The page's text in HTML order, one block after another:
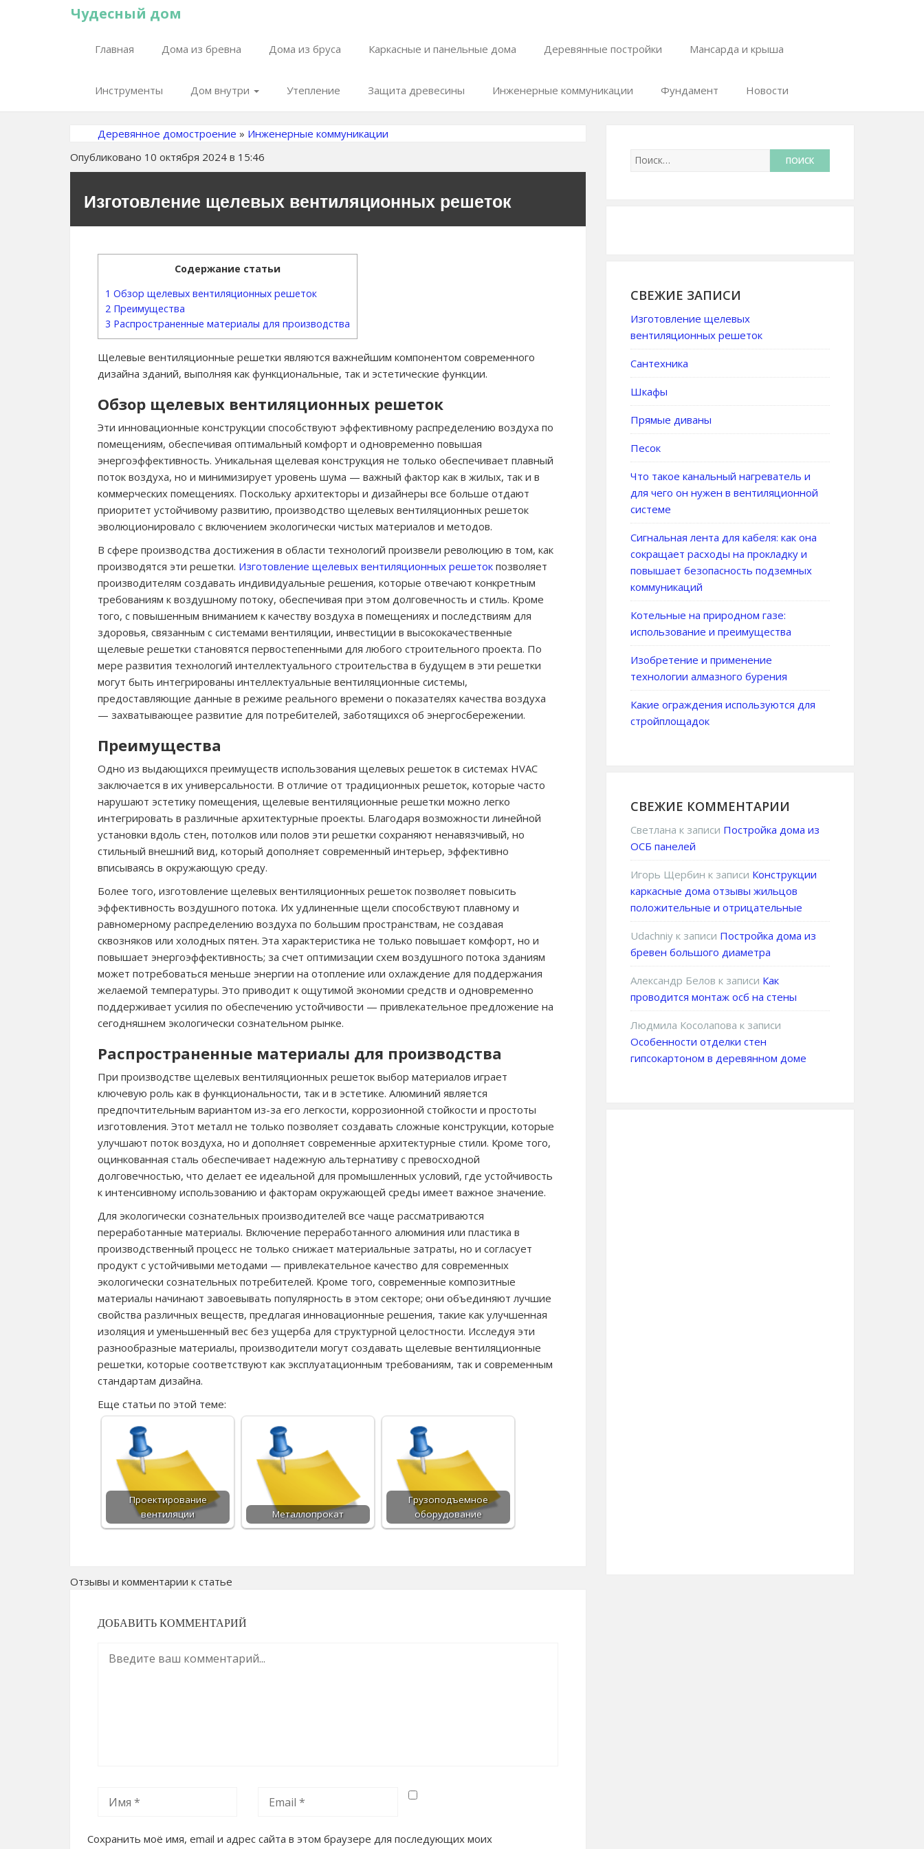
Чудесный дом
Главная Дома из бревна Дома из бруса Каркасные и панельные дома Деревянные постройки Мансарда и крыша
Инструменты Дом внутри Утепление Защита древесины Инженерные коммуникации Фундамент Новости
Деревянное домостроение » Инженерные коммуникации
Опубликовано 10 октября 2024 в 15:46
Изготовление щелевых вентиляционных решеток
Содержание статьи
1 Обзор щелевых вентиляционных решеток
2 Преимущества
3 Распространенные материалы для производства
Щелевые вентиляционные решетки являются важнейшим компонентом современного
дизайна зданий, выполняя как функциональные, так и эстетические функции.
Обзор щелевых вентиляционных решеток
Эти инновационные конструкции способствуют эффективному распределению воздуха по
помещениям, обеспечивая оптимальный комфорт и одновременно повышая
энергоэффективность. Уникальная щелевая конструкция не только обеспечивает плавный
поток воздуха, но и минимизирует уровень шума — важный фактор как в жилых, так и в
коммерческих помещениях. Поскольку архитекторы и дизайнеры все больше отдают
приоритет устойчивому развитию, производство щелевых вентиляционных решеток
эволюционировало с включением экологически чистых материалов и методов.
В сфере производства достижения в области технологий произвели революцию в том, как
производятся эти решетки. Изготовление щелевых вентиляционных решеток позволяет
производителям создавать индивидуальные решения, которые отвечают конкретным
требованиям к воздушному потоку, обеспечивая при этом долговечность и стиль. Кроме
того, с повышенным вниманием к качеству воздуха в помещениях и последствиям для
здоровья, связанным с системами вентиляции, инвестиции в высококачественные
щелевые решетки становятся первостепенными для любого строительного проекта. По
мере развития технологий интеллектуального строительства в будущем в эти решетки
могут быть интегрированы интеллектуальные вентиляционные системы,
предоставляющие данные в режиме реального времени о показателях качества воздуха
— захватывающее развитие для потребителей, заботящихся об энергосбережении.
Преимущества
Одно из выдающихся преимуществ использования щелевых решеток в системах HVAC
заключается в их универсальности. В отличие от традиционных решеток, которые часто
нарушают эстетику помещения, щелевые вентиляционные решетки можно легко
интегрировать в различные архитектурные проекты. Благодаря возможности линейной
установки вдоль стен, потолков или полов эти решетки сохраняют ненавязчивый, но
стильный внешний вид, который дополняет современный интерьер, эффективно
вписываясь в окружающую среду.
Более того, изготовление щелевых вентиляционных решеток позволяет повысить
эффективность воздушного потока. Их удлиненные щели способствуют плавному и
равномерному распределению воздуха по большим пространствам, не создавая
сквозняков или холодных пятен. Эта характеристика не только повышает комфорт, но и
повышает энергоэффективность; за счет оптимизации схем воздушного потока зданиям
может потребоваться меньше энергии на отопление или охлаждение для поддержания
желаемой температуры. Это приводит к ощутимой экономии средств и одновременно
поддерживает усилия по обеспечению устойчивости — привлекательное предложение на
сегодняшнем экологически сознательном рынке.
Распространенные материалы для производства
При производстве щелевых вентиляционных решеток выбор материалов играет
ключевую роль как в функциональности, так и в эстетике. Алюминий является
предпочтительным вариантом из-за его легкости, коррозионной стойкости и простоты
изготовления. Этот металл не только позволяет создавать сложные конструкции, которые
улучшают поток воздуха, но и дополняет современные архитектурные стили. Кроме того,
оцинкованная сталь обеспечивает надежную альтернативу с превосходной
долговечностью, что делает ее идеальной для промышленных условий, где устойчивость
к интенсивному использованию и факторам окружающей среды имеет важное значение.
Для экологически сознательных производителей все чаще рассматриваются
переработанные материалы. Включение переработанного алюминия или пластика в
производственный процесс не только снижает материальные затраты, но и согласует
продукт с устойчивыми методами — привлекательное качество для современных
экологически сознательных потребителей. Кроме того, современные композитные
материалы начинают завоевывать популярность в этом секторе; они объединяют лучшие
свойства различных веществ, предлагая инновационные решения, такие как улучшенная
изоляция и уменьшенный вес без ущерба для структурной целостности. Исследуя эти
разнообразные материалы, производители могут создавать щелевые вентиляционные
решетки, которые соответствуют как эксплуатационным требованиям, так и современным
стандартам дизайна.
Еще статьи по этой теме:
Проектирование
вентиляции
Металлопрокат
Грузоподъемное
оборудование
Отзывы и комментарии к статье
ДОБАВИТЬ КОММЕНТАРИЙ
Сохранить моё имя, email и адрес сайта в этом браузере для последующих моих
СВЕЖИЕ ЗАПИСИ
Изготовление щелевых
вентиляционных решеток
Сантехника
Шкафы
Прямые диваны
Песок
Что такое канальный нагреватель и
для чего он нужен в вентиляционной
системе
Сигнальная лента для кабеля: как она
сокращает расходы на прокладку и
повышает безопасность подземных
коммуникаций
Котельные на природном газе:
использование и преимущества
Изобретение и применение
технологии алмазного бурения
Какие ограждения используются для
стройплощадок
СВЕЖИЕ КОММЕНТАРИИ
Светлана к записи Постройка дома из
ОСБ панелей
Игорь Щербин к записи Конструкции
каркасные дома отзывы жильцов
положительные и отрицательные
Udachniy к записи Постройка дома из
бревен большого диаметра
Александр Белов к записи Как
проводится монтаж осб на стены
Людмила Косолапова к записи
Особенности отделки стен
гипсокартоном в деревянном доме